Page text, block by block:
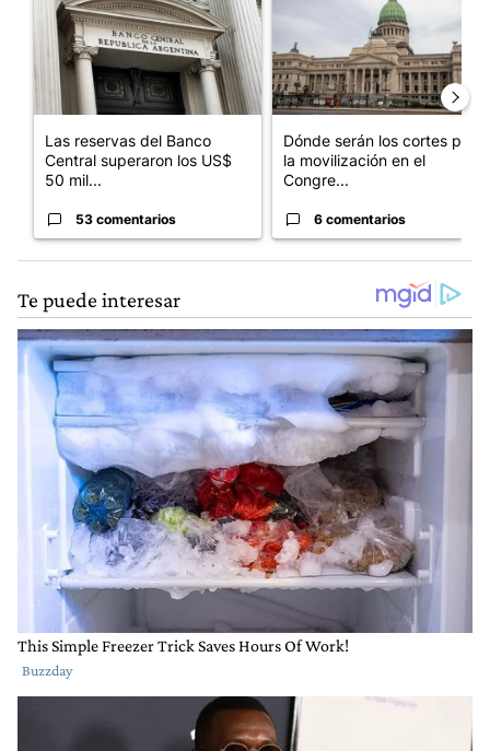
Las reservas del Banco
Central superaron los US$
50 mil...
53 comentarios
Dónde serán los cortes por
la movilización en el
Congre...
6 comentarios